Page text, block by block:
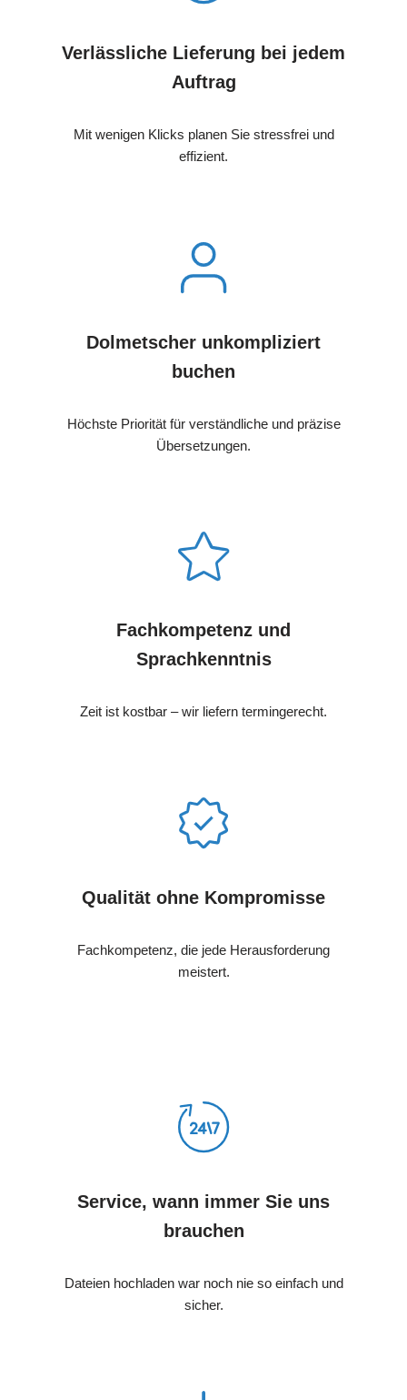
Verlässliche Lieferung bei jedem
Auftrag
Mit wenigen Klicks planen Sie stressfrei und
effizient.
Dolmetscher unkompliziert
buchen
Höchste Priorität für verständliche und präzise
Übersetzungen.
Fachkompetenz und
Sprachkenntnis
Zeit ist kostbar – wir liefern termingerecht.
Qualität ohne Kompromisse
Fachkompetenz, die jede Herausforderung
meistert.
Service, wann immer Sie uns
brauchen
Dateien hochladen war noch nie so einfach und
sicher.